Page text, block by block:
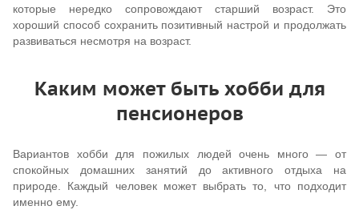
которые нередко сопровождают старший возраст. Это
хороший способ сохранить позитивный настрой и продолжать
развиваться несмотря на возраст.
Каким может быть хобби для
пенсионеров
Вариантов хобби для пожилых людей очень много — от
спокойных домашних занятий до активного отдыха на
природе. Каждый человек может выбрать то, что подходит
именно ему.